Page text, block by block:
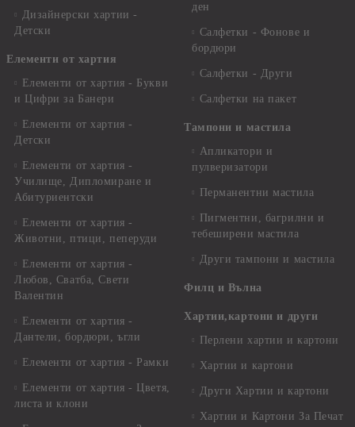
Дизайнерски хартии -
Детски
Елементи от хартия
Елементи от хартия - Букви
и Цифри за Банери
Елементи от хартия -
Детски
Елементи от хартия -
Училище, Дипломиране и
Абитуриентски
Елементи от хартия -
Животни, птици, пеперуди
Елементи от хартия -
Любов, Сватба, Свети
Валентин
Елементи от хартия -
Дантели, бордюри, ъгли
Елементи от хартия - Рамки
Елементи от хартия - Цветя,
листа и клони
ден
Салфетки - Фонове и
бордюри
Салфетки - Други
Салфетки на пакет
Тампони и мастила
Апликатори и
пулверизатори
Перманентни мастила
Пигментни, багрилни и
тебеширени мастила
Други тампони и мастила
Филц и Вълна
Хартии,картони и други
Перлени хартии и картони
Хартии и картони
Други Хартии и картони
Хартии и Картони За Печат